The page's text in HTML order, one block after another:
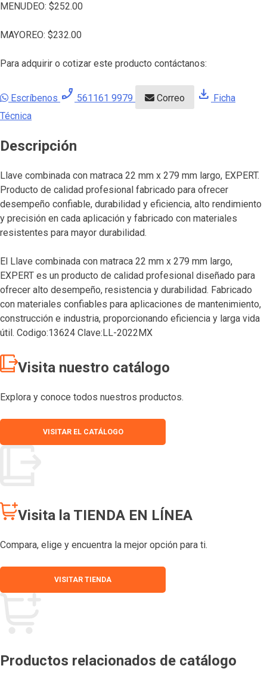
MENUDEO: $252.00
MAYOREO: $232.00
Para adquirir o cotizar este producto contáctanos:
Escríbenos phone_enabled 561161 9979 Correo download Ficha
Técnica
Descripción
Llave combinada con matraca 22 mm x 279 mm largo, EXPERT.
Producto de calidad profesional fabricado para ofrecer
desempeño confiable, durabilidad y eficiencia, alto rendimiento
y precisión en cada aplicación y fabricado con materiales
resistentes para mayor durabilidad.
El Llave combinada con matraca 22 mm x 279 mm largo,
EXPERT es un producto de calidad profesional diseñado para
ofrecer alto desempeño, resistencia y durabilidad. Fabricado
con materiales confiables para aplicaciones de mantenimiento,
construcción e industria, proporcionando eficiencia y larga vida
útil. Codigo:13624 Clave:LL-2022MX
Visita nuestro catálogo
Explora y conoce todos nuestros productos.
VISITAR EL CATÁLOGO
Visita la TIENDA EN LÍNEA
Compara, elige y encuentra la mejor opción para ti.
VISITAR TIENDA
Productos relacionados de catálogo